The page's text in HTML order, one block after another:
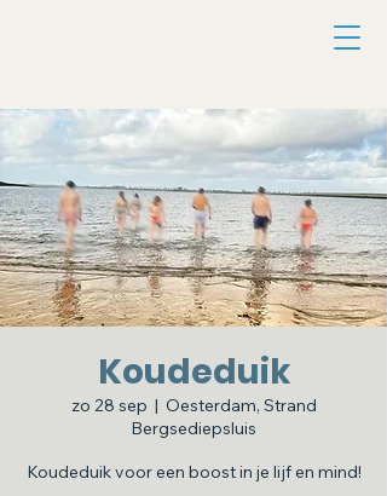
Koudeduik
zo 28 sep
  |
Oesterdam, Strand
Bergsediepsluis
Koudeduik voor een boost in je lijf en mind!